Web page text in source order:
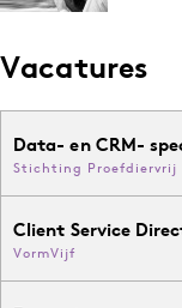
Vacatures
Data- en CRM-
Stichting Proefdiervrij
Client Service
VormVijf